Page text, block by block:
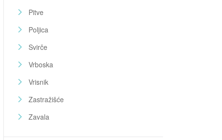
Pitve
Poljica
Svirče
Vrboska
Vrisnik
Zastražišće
Zavala